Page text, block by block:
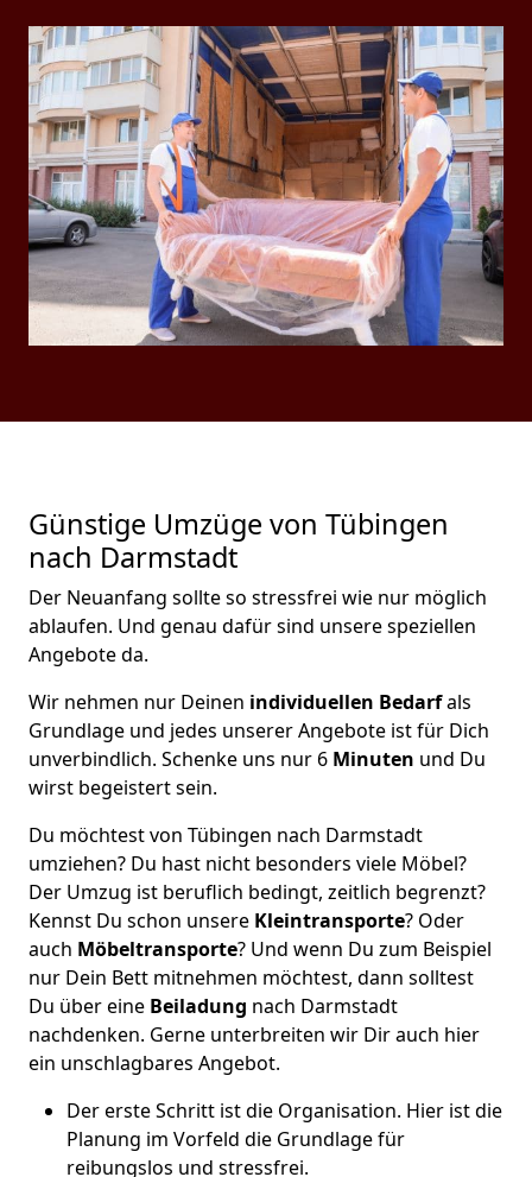
Günstige Umzüge von Tübingen
nach Darmstadt
Der Neuanfang sollte so stressfrei wie nur möglich
ablaufen. Und genau dafür sind unsere speziellen
Angebote da.
Wir nehmen nur Deinen individuellen Bedarfals
Grundlage und jedes unserer Angebote ist für Dich
unverbindlich. Schenke uns nur 6 Minuten und Du
wirst begeistert sein.
Du möchtest von Tübingen nach Darmstadt
umziehen? Du hast nicht besonders viele Möbel?
Der Umzug ist beruflich bedingt, zeitlich begrenzt?
Kennst Du schon unsere Kleintransporte? Oder
auch Möbeltransporte? Und wenn Du zum Beispiel
nur Dein Bett mitnehmen möchtest, dann solltest
Du über eine Beiladung nach Darmstadt
nachdenken. Gerne unterbreiten wir Dir auch hier
ein unschlagbares Angebot.
Der erste Schritt ist die Organisation. Hier ist die
Planung im Vorfeld die Grundlage für
reibungslos und stressfrei.